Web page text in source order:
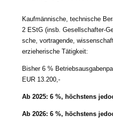
Kaufmännische, tech­ni­sche
2 EStG (insb. Gesellschafter-
sche, vor­tra­gen­de,
erzie­he­ri­sche Tätigkeit:
Bisher 6 %
EUR 13.200,-
Ab 2025: 6 %, höchs­tens
Ab 2026: 6 %, höchs­tens